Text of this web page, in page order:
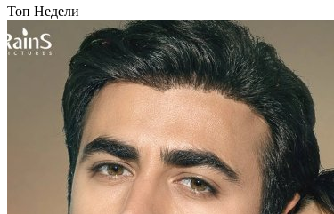
Топ Недели